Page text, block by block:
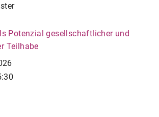
Potenzial gesellschaftlicher und
Teilhabe